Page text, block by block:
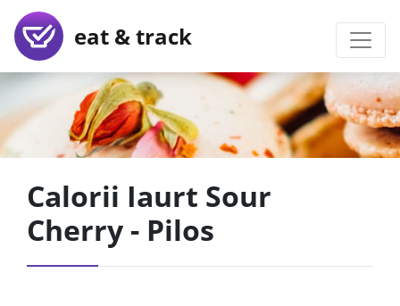
eat & track
Calorii Iaurt Sour
Cherry - Pilos